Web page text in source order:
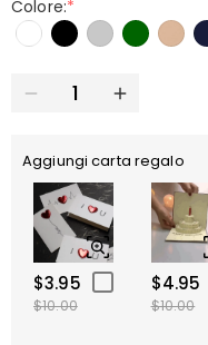
Colore:*
Aggiungi carta regalo
$3.95
$10.00
$4.95
$10.00